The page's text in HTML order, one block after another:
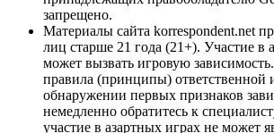
запрещено.
Материалы сайта korrespondent.net
лиц старше 21 года (21+). Участие в
может вызвать игровую
правила (принципы) ответственной
обнаружении первых признаков
немедленно обратитесь к
участие в азартных играх не может